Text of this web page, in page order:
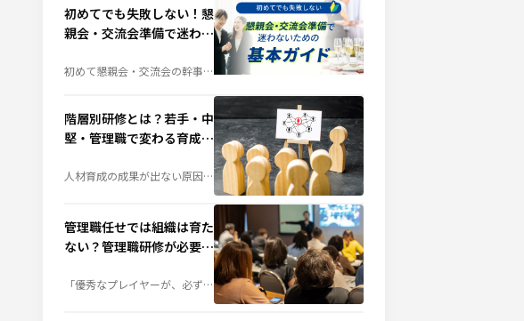
修内容例、成功させるポイント
まで、人材育成に役立つ情報を
分かりやすく解説します。
初めてでも失敗しない！懇
親会・交流会準備で迷わな
初めて懇親会・交流会の幹事を
任された方へ。会場選びや予算
イントを分かりやすく解説しま
す。
階層別研修とは？若手・中
堅・管理職で変わる育成テ
人材育成の成果が出ない原因
は、「研修不足」ではなく「研
育成する「階層別研修」は、組
織力向上の鍵となる施策です。
若手・中堅・管理職それぞれに
必要な研修テーマや実施方法を
管理職任せでは組織は育た
ない？管理職研修が必要な
「優秀なプレイヤーが、必ずし
も優秀な管理職になるとは限ら